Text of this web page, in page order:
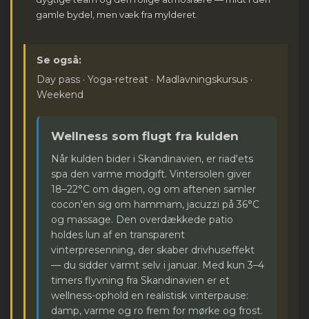
gamle bydel, men væk fra mylderet.
Se også:
Day pass · Yoga-retreat · Madlavningskursus ·
Weekend
Wellness som flugt fra kulden
Når kulden bider i Skandinavien, er riad'ets
spa den varme modgift. Vintersolen giver
18–22°C om dagen, og om aftenen samler
cocon'en sig om hammam, jacuzzi på 36°C
og massage. Den overdækkede patio
holdes lun af en transparent
vinterpresenning, der skaber drivhuseffekt
— du sidder varmt selv i januar. Med kun 3–4
timers flyvning fra Skandinavien er et
wellness-ophold en realistisk vinterpause:
damp, varme og ro frem for mørke og frost.